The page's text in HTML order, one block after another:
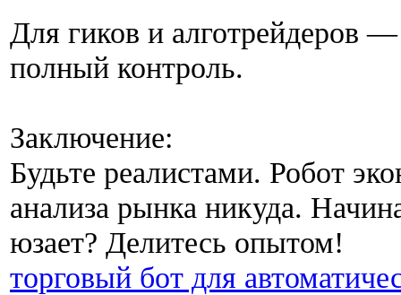
Для гиков и алготрейдеров
полный контроль.
Заключение:
Будьте реалистами. Робот
анализа рынка никуда.
юзает? Делитесь опытом!
торговый бот для